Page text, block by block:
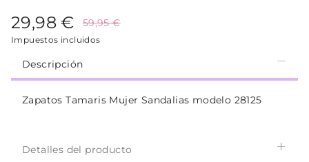
29,98 € 59,95 €
Impuestos incluidos
Descripción
Zapatos Tamaris Mujer Sandalias modelo 28125
Detalles del producto